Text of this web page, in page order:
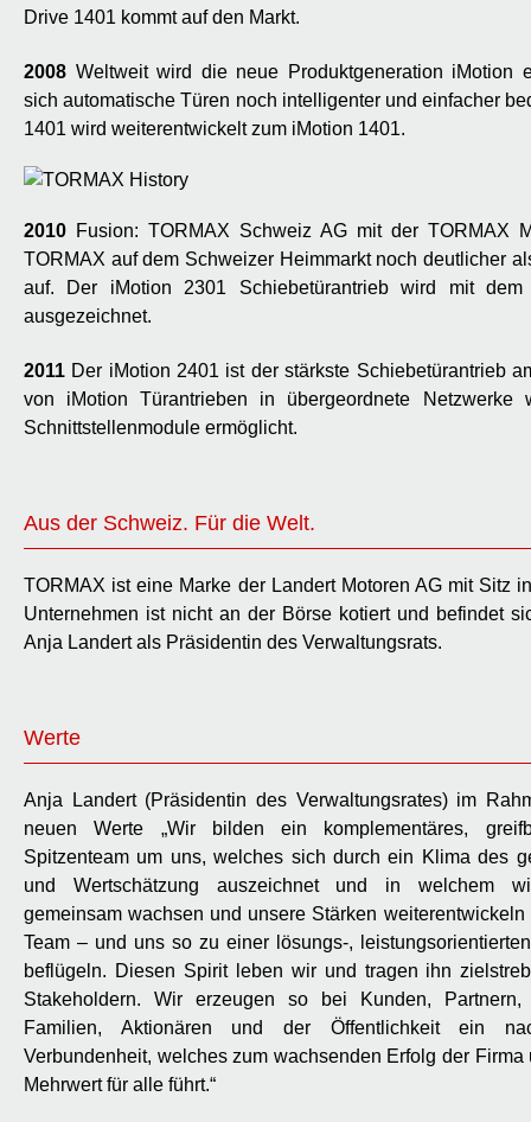
Drive 1401 kommt auf den Markt.
2008 Weltweit wird die neue Produktgeneration iMotion
sich automatische Türen noch intelligenter und einfacher
1401 wird weiterentwickelt zum iMotion 1401.
2010 Fusion: TORMAX Schweiz AG mit der TORMAX
TORMAX auf dem Schweizer Heimmarkt noch deutlicher
auf. Der iMotion 2301 Schiebetürantrieb wird mit
ausgezeichnet.
2011 Der iMotion 2401 ist der stärkste Schiebetürantrieb
von iMotion Türantrieben in übergeordnete Netzwerke
Schnittstellenmodule ermöglicht.
Aus der Schweiz. Für die Welt.
TORMAX ist eine Marke der Landert Motoren AG mit Sitz
Unternehmen ist nicht an der Börse kotiert und befindet
Anja Landert als Präsidentin des Verwaltungsrats.
Werte
Anja Landert (Präsidentin des Verwaltungsrates) im
neuen Werte „Wir bilden ein komplementäres,
Spitzenteam um uns, welches sich durch ein Klima des
und Wertschätzung auszeichnet und in welchem
gemeinsam wachsen und unsere Stärken
Team – und uns so zu einer lösungs-,
beflügeln. Diesen Spirit leben wir und tragen ihn
Stakeholdern. Wir erzeugen so bei Kunden,
Familien, Aktionären und der Öffentlichkeit ein
Verbundenheit, welches zum wachsenden Erfolg der
Mehrwert für alle führt.“